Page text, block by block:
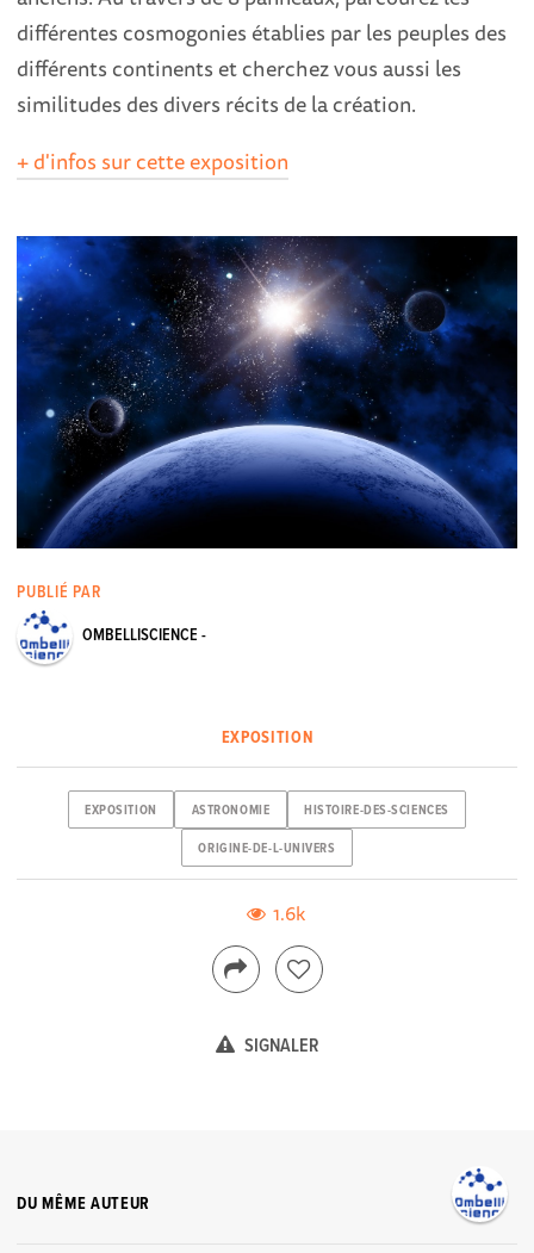
différentes cosmogonies établies par les peuples des
différents continents et cherchez vous aussi les
similitudes des divers récits de la création.
+ d'infos sur cette exposition
PUBLIÉ PAR
OMBELLISCIENCE -
EXPOSITION
EXPOSITION ASTRONOMIE HISTOIRE-DES-SCIENCES
ORIGINE-DE-L-UNIVERS
1.6k
SIGNALER
DU MÊME AUTEUR